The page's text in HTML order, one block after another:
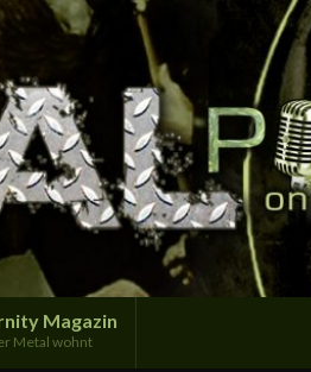
Magazin
Metal wohnt